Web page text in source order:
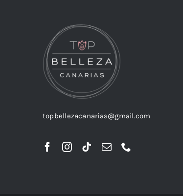
topbellezacanarias@gmail.com